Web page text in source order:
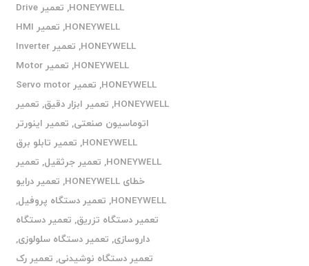
HONEYWELL
,
تعمیر Drive
HONEYWELL
,
تعمیر HMI
HONEYWELL
,
تعمیر Inverter
HONEYWELL
,
تعمیر Motor
HONEYWELL
,
تعمیر Servo motor
HONEYWELL
, تعمیر ابزار دقیق, تعمیر
اتوماسیون صنعتی, تعمیر اینورتر
HONEYWELL
, تعمیر تابلو برق
HONEYWELL
, تعمیر جرثقیل, تعمیر
خطای HONEYWELL
, تعمیر درایو
HONEYWELL
, تعمیر دستگاه پروفیل,
تعمیر دستگاه تزریق, تعمیر دستگاه
داروسازی, تعمیر دستگاه سلولوزی,
تعمیر دستگاه نوشیدنی, تعمیر رک